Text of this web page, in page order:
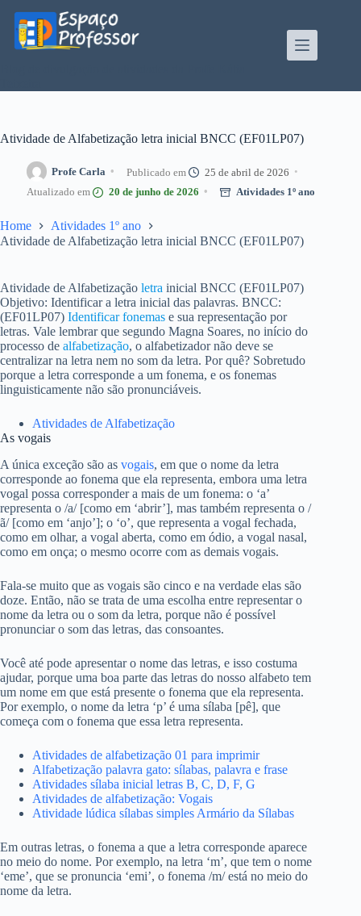
para
conteúdo
Atividade de Alfabetização letra inicial BNCC (EF01LP07)
Profe Carla
25 de abril de 2026
20 de junho de 2026
Atividades 1º ano
Home
Atividades 1º ano
Atividade de Alfabetização letra inicial BNCC (EF01LP07)
Atividade de Alfabetização letra inicial BNCC (EF01LP07)
Objetivo: Identificar a letra inicial das palavras. BNCC:
(EF01LP07) Identificar fonemas e sua representação por
letras. Vale lembrar que segundo Magna Soares, no início do
processo de alfabetização, o alfabetizador não deve se
centralizar na letra nem no som da letra. Por quê? Sobretudo
porque a letra corresponde a um fonema, e os fonemas
linguisticamente não são pronunciáveis.
Atividades de Alfabetização
As vogais
A única exceção são as vogais, em que o nome da letra
corresponde ao fonema que ela representa, embora uma letra
vogal possa corresponder a mais de um fonema: o ‘a’
representa o /a/ [como em ‘abrir’], mas também representa o /
ã/ [como em ‘anjo’]; o ‘o’, que representa a vogal fechada,
como em olhar, a vogal aberta, como em ódio, a vogal nasal,
como em onça; o mesmo ocorre com as demais vogais.
Fala-se muito que as vogais são cinco e na verdade elas são
doze. Então, não se trata de uma escolha entre representar o
nome da letra ou o som da letra, porque não é possível
pronunciar o som das letras, das consoantes.
Você até pode apresentar o nome das letras, e isso costuma
ajudar, porque uma boa parte das letras do nosso alfabeto tem
um nome em que está presente o fonema que ela representa.
Por exemplo, o nome da letra ‘p’ é uma sílaba [pê], que
começa com o fonema que essa letra representa.
Atividades de alfabetização 01 para imprimir
Alfabetização palavra gato: sílabas, palavra e frase
Atividades sílaba inicial letras B, C, D, F, G
Atividades de alfabetização: Vogais
Atividade lúdica sílabas simples Armário da Sílabas
Em outras letras, o fonema a que a letra corresponde aparece
no meio do nome. Por exemplo, na letra ‘m’, que tem o nome
‘eme’, que se pronuncia ‘emi’, o fonema /m/ está no meio do
nome da letra.